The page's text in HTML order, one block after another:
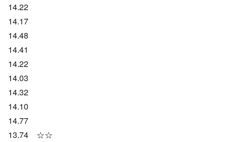
14.22
14.17
14.48
14.41
14.22
14.03
14.32
14.10
14.77
13.74 ☆☆